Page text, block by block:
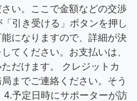
い。ここで金額などの交渉
引き受ける」ボタンを押し
になりますので、詳細が決
てください。お支払いは、
だけます。 クレジットカ
までご連絡ください。そう
予定日時にサポーターが訪